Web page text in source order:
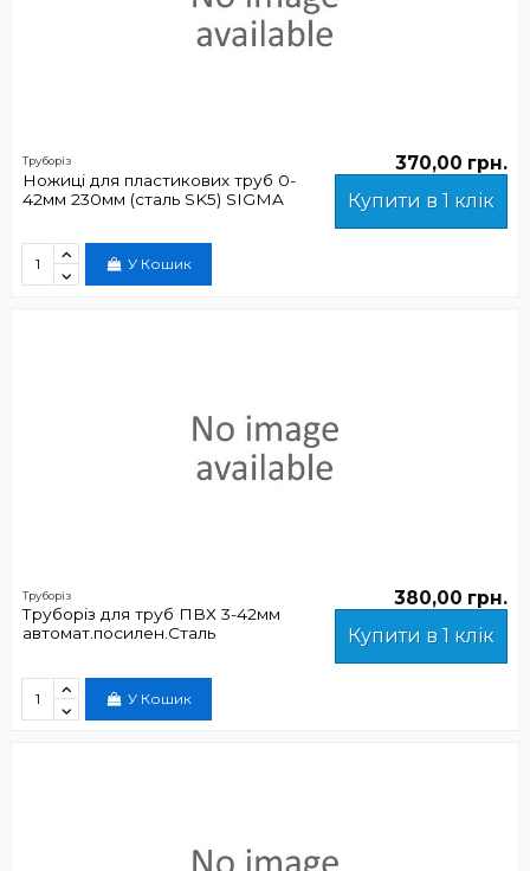
Труборіз
Ножиці для пластикових труб 0-
42мм 230мм (сталь SK5) SIGMA
370,00 грн.
Купити в 1 клік
У Кошик
Труборіз
Труборіз для труб ПВХ 3-42мм
автомат.посилен.Сталь
380,00 грн.
Купити в 1 клік
У Кошик